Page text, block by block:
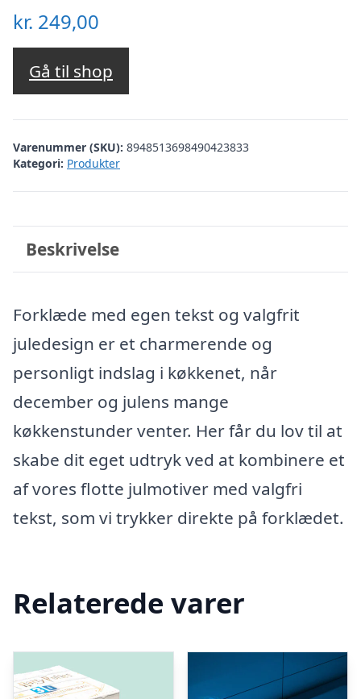
kr. 249,00
Gå til shop
Varenummer (SKU): 8948513698490423833
Kategori: Produkter
Beskrivelse
Forklæde med egen tekst og valgfrit
juledesign er et charmerende og
personligt indslag i køkkenet, når
december og julens mange
køkkenstunder venter. Her får du lov til at
skabe dit eget udtryk ved at kombinere et
af vores flotte julmotiver med valgfri
tekst, som vi trykker direkte på forklædet.
Relaterede varer